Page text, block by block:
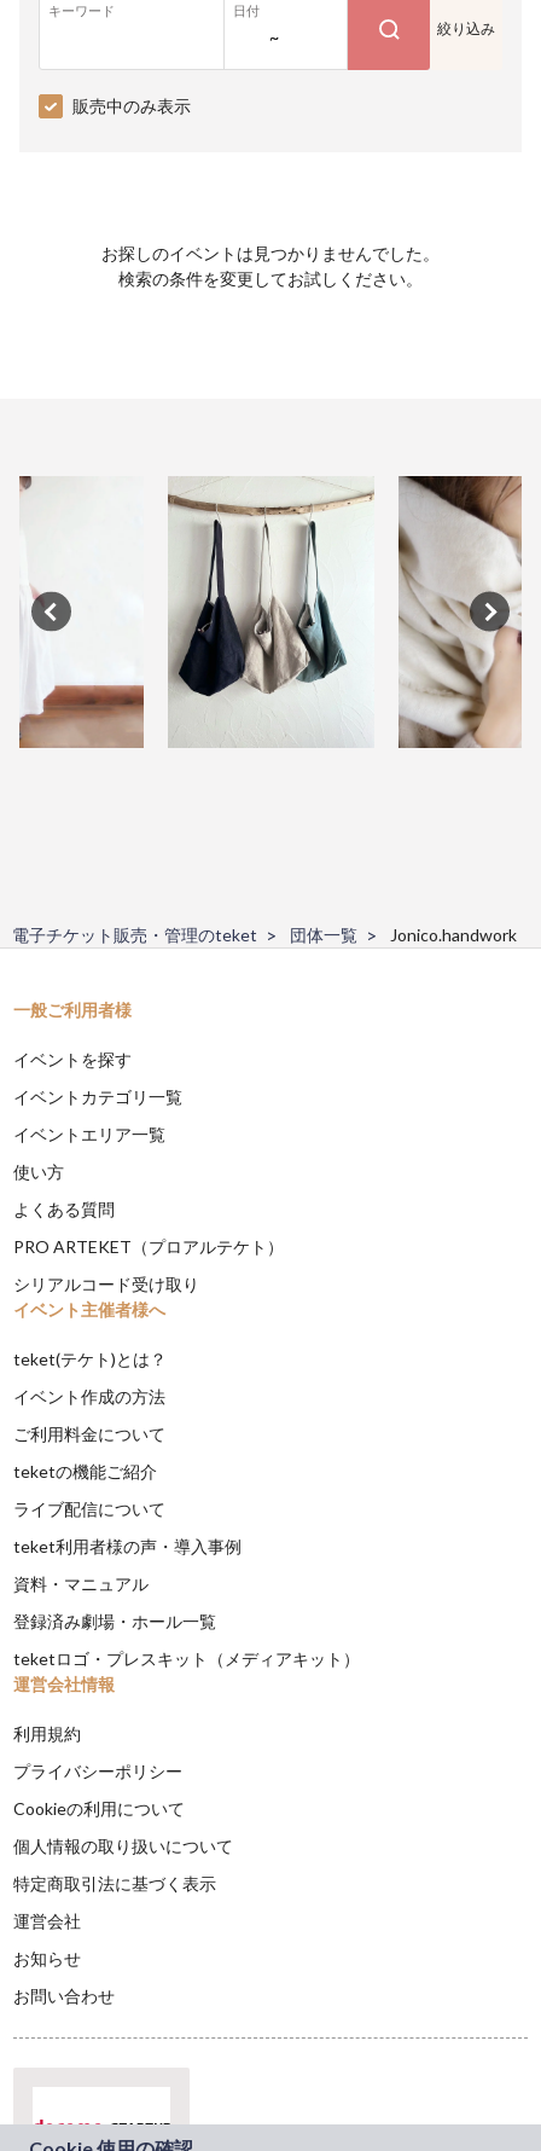
キーワード 日付
~ 絞り込み
販売中のみ表示
お探しのイベントは見つかりませんでした。
検索の条件を変更してお試しください。
電子チケット販売・管理のteket 団体一覧 Jonico.handwork
一般ご利用者様
イベントを探す
イベントカテゴリ一覧
イベントエリア一覧
使い方
よくある質問
PRO ARTEKET（プロアルテケト）
シリアルコード受け取り
イベント主催者様へ
teket(テケト)とは？
イベント作成の方法
ご利用料金について
teketの機能ご紹介
ライブ配信について
teket利用者様の声・導入事例
資料・マニュアル
登録済み劇場・ホール一覧
teketロゴ・プレスキット（メディアキット）
運営会社情報
利用規約
プライバシーポリシー
Cookieの利用について
個人情報の取り扱いについて
特定商取引法に基づく表示
運営会社
お知らせ
お問い合わせ